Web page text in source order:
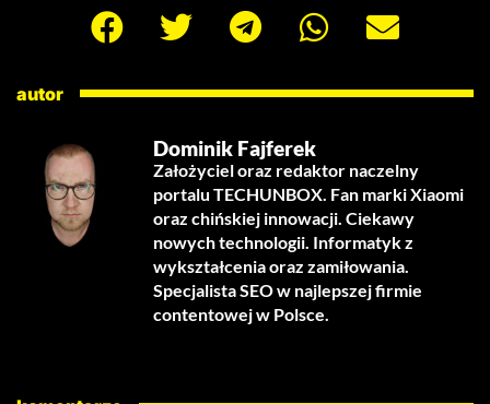
autor
Dominik Fajferek
Założyciel oraz redaktor naczelny
portalu TECHUNBOX. Fan marki Xiaomi
oraz chińskiej innowacji. Ciekawy
nowych technologii. Informatyk z
wykształcenia oraz zamiłowania.
Specjalista SEO w najlepszej firmie
contentowej w Polsce.